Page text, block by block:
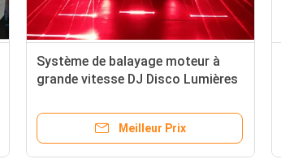
Système de balayage moteur à
grande vitesse DJ Disco Lumières
boîte de nuit
Meilleur Prix